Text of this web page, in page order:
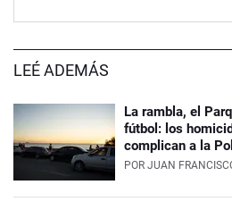
LEÉ ADEMÁS
La rambla, el
fútbol: los
complican a la
POR JUAN